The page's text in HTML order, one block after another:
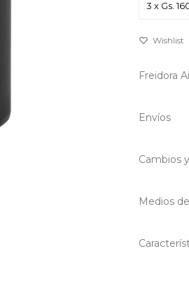
Freidora
Envíos
Cambios
Medios